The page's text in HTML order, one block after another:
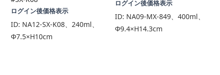
ログイン後価格表示
ID: NA12-SX-K08、240ml、
Φ7.5×H10cm
ログイン後価格表示
ID: NA09-MX-849、400ml、
Φ9.4×H14.3cm